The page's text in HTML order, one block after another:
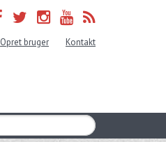
Opret bruger Kontakt